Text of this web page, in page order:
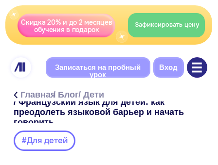
Зафиксировать цену
Скидка 20% и до 2 месяцев
обучения в подарок
Главная / Блог/ Дети
/ Французский язык для детей: как
#Для детей